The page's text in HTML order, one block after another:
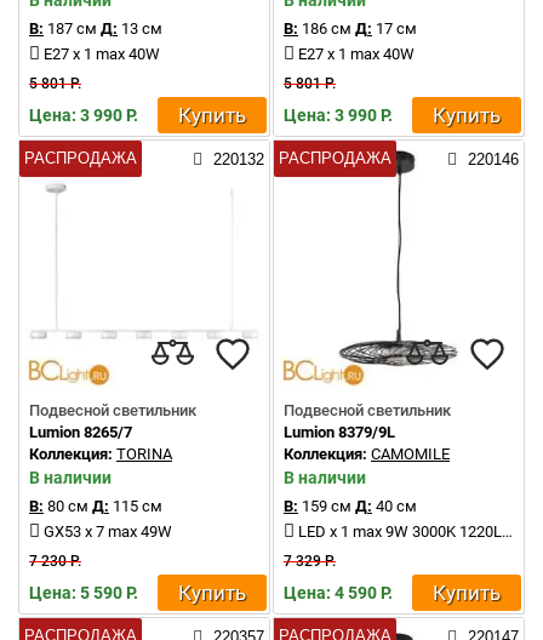
В: 187 см Д: 13 см
E27 x 1 max 40W
5 801 Р.
Цена: 3 990 Р. Купить
В: 186 см Д: 17 см
E27 x 1 max 40W
5 801 Р.
Цена: 3 990 Р. Купить
РАСПРОДАЖА 220132
Подвесной светильник
Lumion 8265/7
Коллекция: TORINA
В наличии
В: 80 см Д: 115 см
GX53 x 7 max 49W
7 230 Р.
Цена: 5 590 Р. Купить
РАСПРОДАЖА 220146
Подвесной светильник
Lumion 8379/9L
Коллекция: CAMOMILE
В наличии
В: 159 см Д: 40 см
LED x 1 max 9W 3000K 1220Lm
7 329 Р.
Цена: 4 590 Р. Купить
РАСПРОДАЖА РАСПРОДАЖА